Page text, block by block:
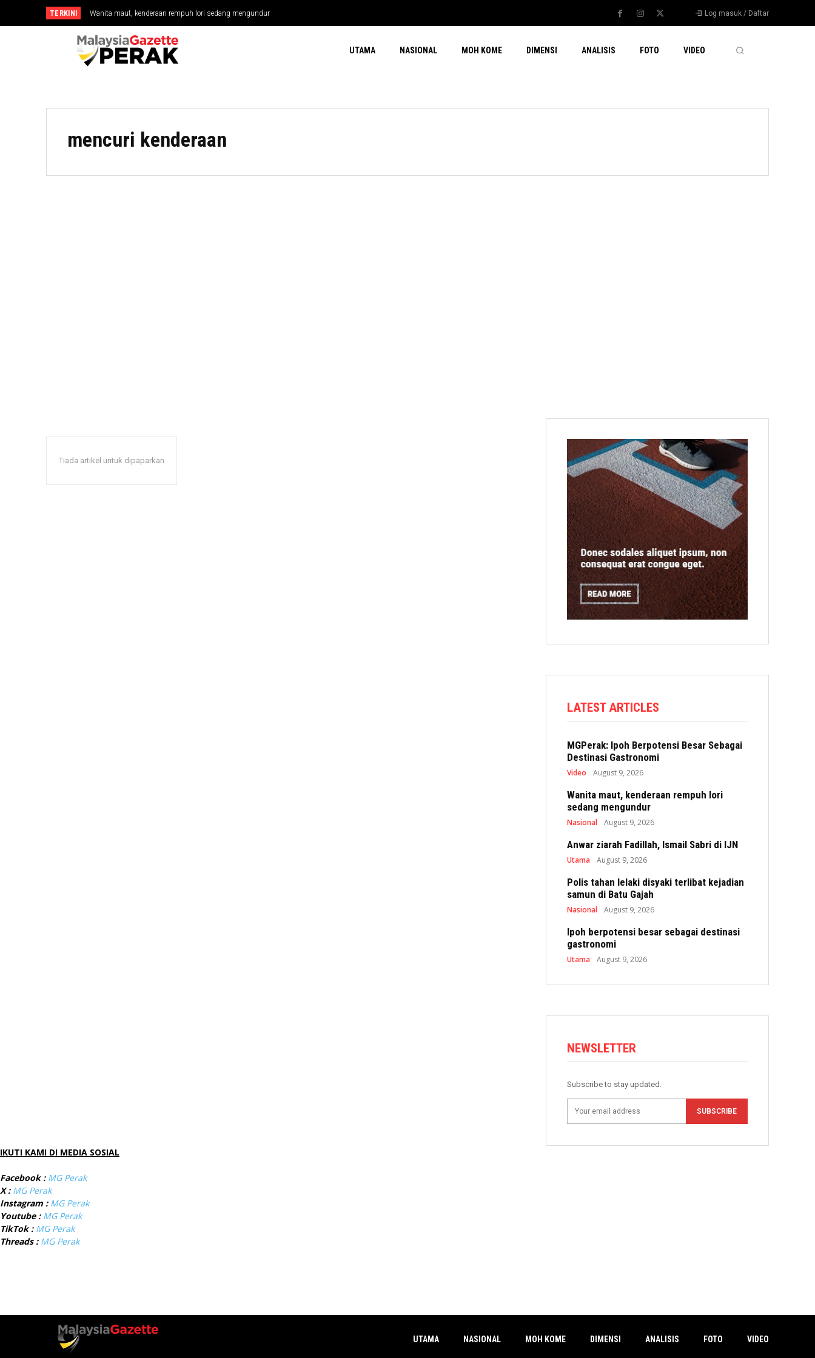
TERKINI Wanita maut, kenderaan rempuh lori sedang mengundur Log masuk / Daftar
UTAMA NASIONAL MOH KOME DIMENSI ANALISIS FOTO VIDEO
mencuri kenderaan
Tiada artikel untuk dipaparkan
LATEST ARTICLES
MGPerak: Ipoh Berpotensi Besar Sebagai
Destinasi Gastronomi
Video August 9, 2026
Wanita maut, kenderaan rempuh lori
sedang mengundur
Nasional August 9, 2026
Anwar ziarah Fadillah, Ismail Sabri di IJN
Utama August 9, 2026
Polis tahan lelaki disyaki terlibat kejadian
samun di Batu Gajah
Nasional August 9, 2026
Ipoh berpotensi besar sebagai destinasi
gastronomi
Utama August 9, 2026
NEWSLETTER
Subscribe to stay updated.
SUBSCRIBE
IKUTI KAMI DI MEDIA SOSIAL
Facebook : MG Perak
X : MG Perak
Instagram : MG Perak
Youtube : MG Perak
TikTok : MG Perak
Threads : MG Perak
UTAMA NASIONAL MOH KOME DIMENSI ANALISIS FOTO VIDEO